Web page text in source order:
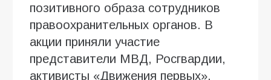
позитивного образа сотрудников
правоохранительных органов. В
акции приняли участие
представители МВД, Росгвардии,
активисты «Движения первых»,